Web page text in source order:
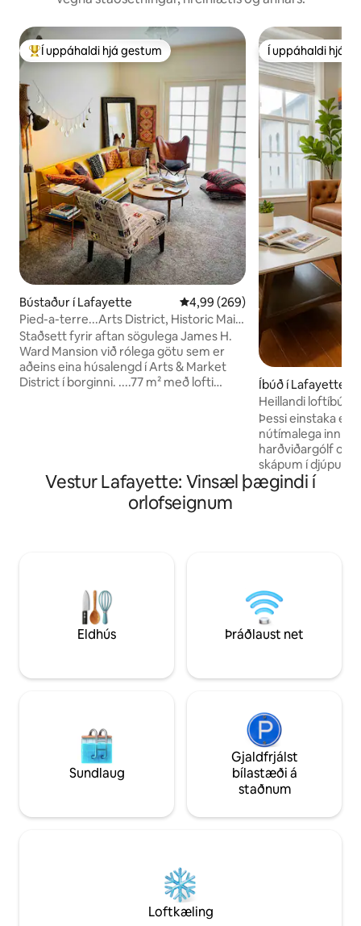
Í mestu uppáhaldi hjá gestum
Í uppáhaldi hjá gestum
Bústaður í Lafayette 4,99 af 5 í meðaleinkunn, 269
4,99 (269)
Pied-a-terre...Arts District, Historic Main
& Purdue
Staðsett fyrir aftan sögulega James H.
Ward Mansion við rólega götu sem er
aðeins eina húsalengd í Arts & Market
District í borginni. ....77 m² með lofti
staðsetninguna – rétt handan við hornið
frá frábæru veitingastöðum, kaffihúsum
og vínkjallara á Main Street... og í 2,6 km
Í uppáhaldi hjá
Í uppáhaldi hjá
Íbúð í Lafayette
Heillandi loftíbúð
Þessi einstaka
nútímalega
harðviðargólf og
skápum í djúpum
glæsilegum
fullkomlega fyrir
nálægt bæði IU
sjúkrahúsinu og
þýðir að þú munt
Vestur Lafayette: Vinsæl þægindi í
orlofseignum
Eldhús Þráðlaust net
Sundlaug
Gjaldfrjálst
bílastæði á
staðnum
Loftkæling